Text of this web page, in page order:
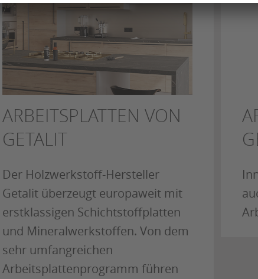
ARBEITSPLATTEN VON
GETALIT
Der Holzwerkstoff-Hersteller
Getalit überzeugt europaweit mit
erstklassigen Schichtstoffplatten
und Mineralwerkstoffen. Von dem
sehr umfangreichen
Arbeitsplattenprogramm führen